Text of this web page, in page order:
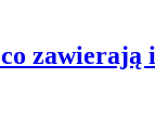
zawierają